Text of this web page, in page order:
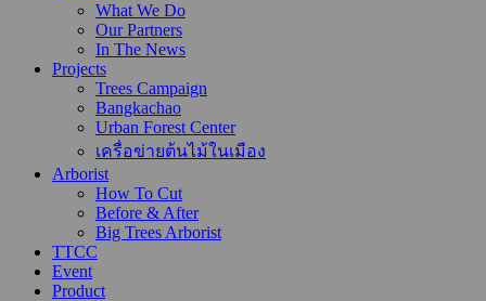
What We Do
Our Partners
In The News
Projects
Trees Campaign
Bangkachao
Urban Forest Center
เครื่อข่ายต้นไม้ในเมือง
Arborist
How To Cut
Before & After
Big Trees Arborist
TTCC
Event
Product